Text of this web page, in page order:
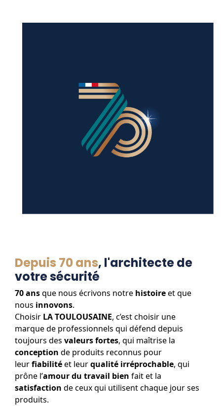
Depuis 70 ans, l'architecte de
votre sécurité
70 ansque nous écrivons notre histoireet que
nous innovons.
Choisir LA TOULOUSAINE, c’est choisir une
marque de professionnels qui défend depuis
toujours des valeurs fortes, qui maîtrise la
conception de produits reconnus pour
leurfiabilitéet leurqualité irréprochable, qui
prône l’amour du travail bien fait et la
satisfaction de ceux qui utilisent chaque jour ses
produits.